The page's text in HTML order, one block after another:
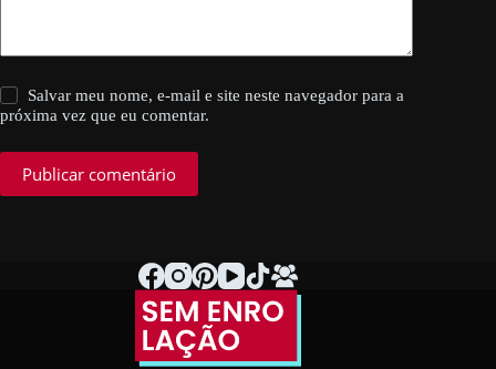
Salvar meu nome, e-mail e site neste navegador para a
próxima vez que eu comentar.
Publicar comentário